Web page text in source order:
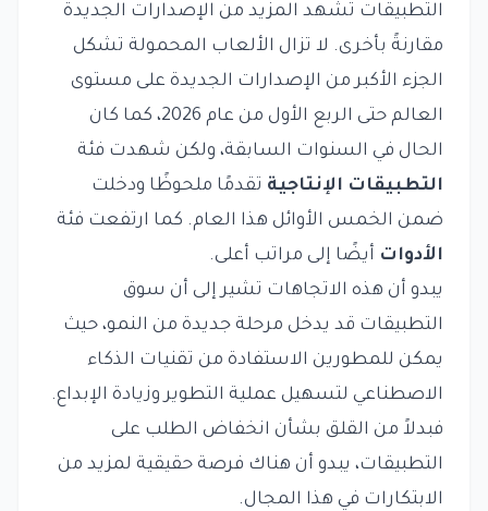
التطبيقات تشهد المزيد من الإصدارات الجديدة
مقارنةً بأخرى. لا تزال الألعاب المحمولة تشكل
الجزء الأكبر من الإصدارات الجديدة على مستوى
العالم حتى الربع الأول من عام 2026، كما كان
الحال في السنوات السابقة، ولكن شهدت فئة
التطبيقات الإنتاجية تقدمًا ملحوظًا ودخلت
ضمن الخمس الأوائل هذا العام. كما ارتفعت فئة
الأدوات أيضًا إلى مراتب أعلى.
يبدو أن هذه الاتجاهات تشير إلى أن سوق
التطبيقات قد يدخل مرحلة جديدة من النمو، حيث
يمكن للمطورين الاستفادة من تقنيات الذكاء
الاصطناعي لتسهيل عملية التطوير وزيادة الإبداع.
فبدلاً من القلق بشأن انخفاض الطلب على
التطبيقات، يبدو أن هناك فرصة حقيقية لمزيد من
الابتكارات في هذا المجال.